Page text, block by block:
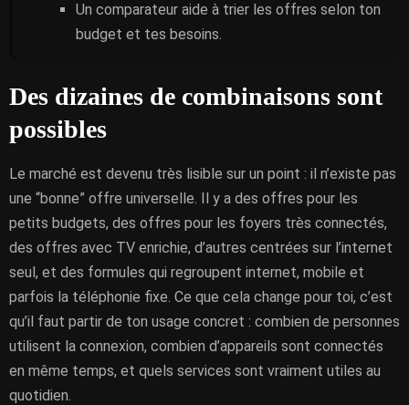
Un comparateur aide à trier les offres selon ton
budget et tes besoins.
Des dizaines de combinaisons sont
possibles
Le marché est devenu très lisible sur un point : il n’existe pas
une “bonne” offre universelle. Il y a des offres pour les
petits budgets, des offres pour les foyers très connectés,
des offres avec TV enrichie, d’autres centrées sur l’internet
seul, et des formules qui regroupent internet, mobile et
parfois la téléphonie fixe. Ce que cela change pour toi, c’est
qu’il faut partir de ton usage concret : combien de personnes
utilisent la connexion, combien d’appareils sont connectés
en même temps, et quels services sont vraiment utiles au
quotidien.